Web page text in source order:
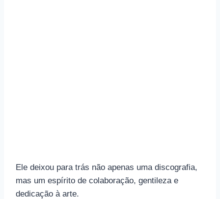
Ele deixou para trás não apenas uma discografia,
mas um espírito de colaboração, gentileza e
dedicação à arte.